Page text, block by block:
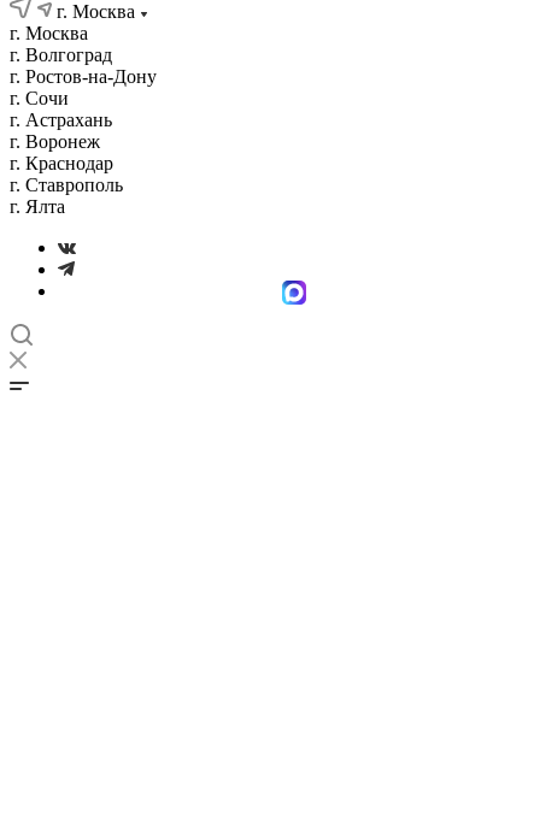
г. Москва
г. Москва
г. Волгоград
г. Ростов-на-Дону
г. Сочи
г. Астрахань
г. Воронеж
г. Краснодар
г. Ставрополь
г. Ялта